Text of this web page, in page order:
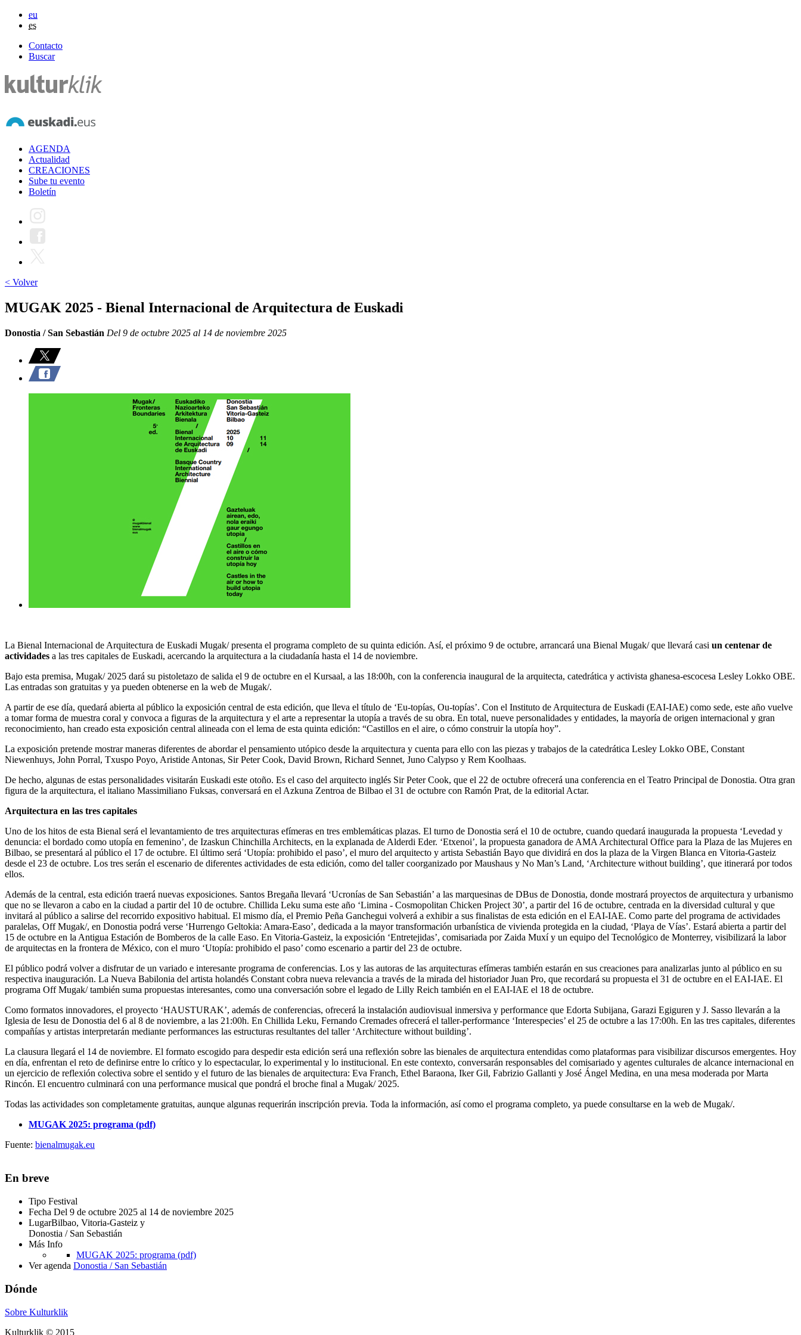
eu
es
Contacto
Buscar
AGENDA
Actualidad
CREACIONES
Sube tu evento
Boletín
< Volver
MUGAK 2025 - Bienal Internacional de Arquitectura de Euskadi
Donostia / San Sebastián Del 9 de octubre 2025 al 14 de noviembre 2025
La Bienal Internacional de Arquitectura de Euskadi Mugak/ presenta el programa completo de su quinta edición. Así, el próximo 9 de octubre, arrancará una Bienal Mugak/ que llevará casi un centenar de
actividades a las tres capitales de Euskadi, acercando la arquitectura a la ciudadanía hasta el 14 de noviembre.
Bajo esta premisa, Mugak/ 2025 dará su pistoletazo de salida el 9 de octubre en el Kursaal, a las 18:00h, con la conferencia inaugural de la arquitecta, catedrática y activista ghanesa-escocesa Lesley Lokko OBE.
Las entradas son gratuitas y ya pueden obtenerse en la web de Mugak/.
A partir de ese día, quedará abierta al público la exposición central de esta edición, que lleva el título de ‘Eu-topías, Ou-topías’. Con el Instituto de Arquitectura de Euskadi (EAI-IAE) como sede, este año vuelve
a tomar forma de muestra coral y convoca a figuras de la arquitectura y el arte a representar la utopía a través de su obra. En total, nueve personalidades y entidades, la mayoría de origen internacional y gran
reconocimiento, han creado esta exposición central alineada con el lema de esta quinta edición: “Castillos en el aire, o cómo construir la utopía hoy”.
La exposición pretende mostrar maneras diferentes de abordar el pensamiento utópico desde la arquitectura y cuenta para ello con las piezas y trabajos de la catedrática Lesley Lokko OBE, Constant
Niewenhuys, John Porral, Txuspo Poyo, Aristide Antonas, Sir Peter Cook, David Brown, Richard Sennet, Juno Calypso y Rem Koolhaas.
De hecho, algunas de estas personalidades visitarán Euskadi este otoño. Es el caso del arquitecto inglés Sir Peter Cook, que el 22 de octubre ofrecerá una conferencia en el Teatro Principal de Donostia. Otra gran
figura de la arquitectura, el italiano Massimiliano Fuksas, conversará en el Azkuna Zentroa de Bilbao el 31 de octubre con Ramón Prat, de la editorial Actar.
Arquitectura en las tres capitales
Uno de los hitos de esta Bienal será el levantamiento de tres arquitecturas efímeras en tres emblemáticas plazas. El turno de Donostia será el 10 de octubre, cuando quedará inaugurada la propuesta ‘Levedad y
denuncia: el bordado como utopía en femenino’, de Izaskun Chinchilla Architects, en la explanada de Alderdi Eder. ‘Etxenoi’, la propuesta ganadora de AMA Architectural Office para la Plaza de las Mujeres en
Bilbao, se presentará al público el 17 de octubre. El último será ‘Utopía: prohibido el paso’, el muro del arquitecto y artista Sebastián Bayo que dividirá en dos la plaza de la Virgen Blanca en Vitoria-Gasteiz
desde el 23 de octubre. Los tres serán el escenario de diferentes actividades de esta edición, como del taller coorganizado por Maushaus y No Man’s Land, ‘Architecture without building’, que itinerará por todos
ellos.
Además de la central, esta edición traerá nuevas exposiciones. Santos Bregaña llevará ‘Ucronías de San Sebastián’ a las marquesinas de DBus de Donostia, donde mostrará proyectos de arquitectura y urbanismo
que no se llevaron a cabo en la ciudad a partir del 10 de octubre. Chillida Leku suma este año ‘Limina - Cosmopolitan Chicken Project 30’, a partir del 16 de octubre, centrada en la diversidad cultural y que
invitará al público a salirse del recorrido expositivo habitual. El mismo día, el Premio Peña Ganchegui volverá a exhibir a sus finalistas de esta edición en el EAI-IAE. Como parte del programa de actividades
paralelas, Off Mugak/, en Donostia podrá verse ‘Hurrengo Geltokia: Amara-Easo’, dedicada a la mayor transformación urbanística de vivienda protegida en la ciudad, ‘Playa de Vías’. Estará abierta a partir del
15 de octubre en la Antigua Estación de Bomberos de la calle Easo. En Vitoria-Gasteiz, la exposición ‘Entretejidas’, comisariada por Zaida Muxí y un equipo del Tecnológico de Monterrey, visibilizará la labor
de arquitectas en la frontera de México, con el muro ‘Utopía: prohibido el paso’ como escenario a partir del 23 de octubre.
El público podrá volver a disfrutar de un variado e interesante programa de conferencias. Los y las autoras de las arquitecturas efímeras también estarán en sus creaciones para analizarlas junto al público en su
respectiva inauguración. La Nueva Babilonia del artista holandés Constant cobra nueva relevancia a través de la mirada del historiador Juan Pro, que recordará su propuesta el 31 de octubre en el EAI-IAE. El
programa Off Mugak/ también suma propuestas interesantes, como una conversación sobre el legado de Lilly Reich también en el EAI-IAE el 18 de octubre.
Como formatos innovadores, el proyecto ‘HAUSTURAK’, además de conferencias, ofrecerá la instalación audiovisual inmersiva y performance que Edorta Subijana, Garazi Egiguren y J. Sasso llevarán a la
Iglesia de Iesu de Donostia del 6 al 8 de noviembre, a las 21:00h. En Chillida Leku, Fernando Cremades ofrecerá el taller-performance ‘Interespecies’ el 25 de octubre a las 17:00h. En las tres capitales, diferentes
compañías y artistas interpretarán mediante performances las estructuras resultantes del taller ‘Architecture without building’.
La clausura llegará el 14 de noviembre. El formato escogido para despedir esta edición será una reflexión sobre las bienales de arquitectura entendidas como plataformas para visibilizar discursos emergentes. Hoy
en día, enfrentan el reto de definirse entre lo crítico y lo espectacular, lo experimental y lo institucional. En este contexto, conversarán responsables del comisariado y agentes culturales de alcance internacional en
un ejercicio de reflexión colectiva sobre el sentido y el futuro de las bienales de arquitectura: Eva Franch, Ethel Baraona, Iker Gil, Fabrizio Gallanti y José Ángel Medina, en una mesa moderada por Marta
Rincón. El encuentro culminará con una performance musical que pondrá el broche final a Mugak/ 2025.
Todas las actividades son completamente gratuitas, aunque algunas requerirán inscripción previa. Toda la información, así como el programa completo, ya puede consultarse en la web de Mugak/.
MUGAK 2025: programa (pdf)
Fuente: bienalmugak.eu
En breve
Tipo Festival
Fecha Del 9 de octubre 2025 al 14 de noviembre 2025
LugarBilbao, Vitoria-Gasteiz y
Donostia / San Sebastián
Más Info
MUGAK 2025: programa (pdf)
Ver agenda Donostia / San Sebastián
Dónde
Sobre Kulturklik
Kulturklik © 2015